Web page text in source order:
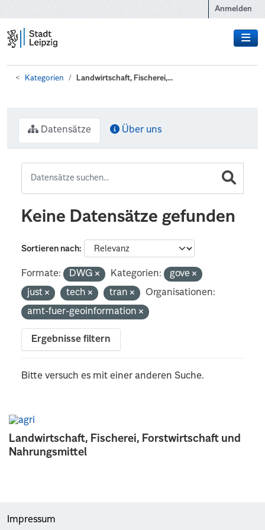
Anmelden
Kategorien Landwirtschaft, Fischerei,...
Landwirtschaft, Fischerei, Forstwirtschaft und
Nahrungsmittel
Datensätze Über uns
Keine Datensätze gefunden
Sortieren nach
Formate: DWG Kategorien:
gove
just
tech tran
Organisationen:
amt-fuer-geoinformation
Ergebnisse filtern
Bitte versuch es mit einer anderen Suche.
Impressum